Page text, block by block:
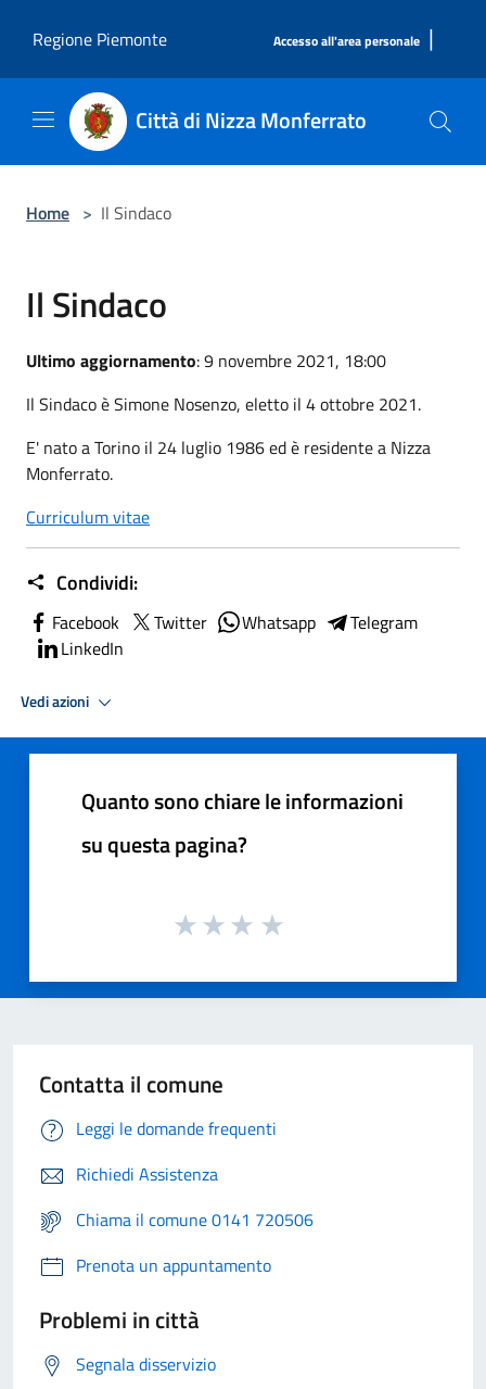
Regione Piemonte
Accesso all'area personale |
Città di Nizza Monferrato
Home > Il Sindaco
Il Sindaco
Ultimo aggiornamento: 9 novembre 2021, 18:00
Il Sindaco è Simone Nosenzo, eletto il 4 ottobre 2021.
E' nato a Torino il 24 luglio 1986 ed è residente a Nizza
Monferrato.
Curriculum vitae
Condividi:
Facebook Twitter Whatsapp
Telegram
LinkedIn
Vedi azioni
Quanto sono chiare le informazioni
su questa pagina?
Contatta il comune
Leggi le domande frequenti
Richiedi Assistenza
Chiama il comune 0141 720506
Prenota un appuntamento
Problemi in città
Segnala disservizio